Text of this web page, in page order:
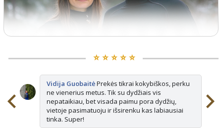
⭐️ ⭐️ ⭐️ ⭐️ ⭐️
Vidija GuobaitėPrekės tikrai kokybiškos, perku
ne vienerius metus. Tik su dydžiais vis
nepataikiau, bet visada paimu pora dydžių,
vietoje pasimatuoju ir išsirenku kas labiausiai
tinka. Super!